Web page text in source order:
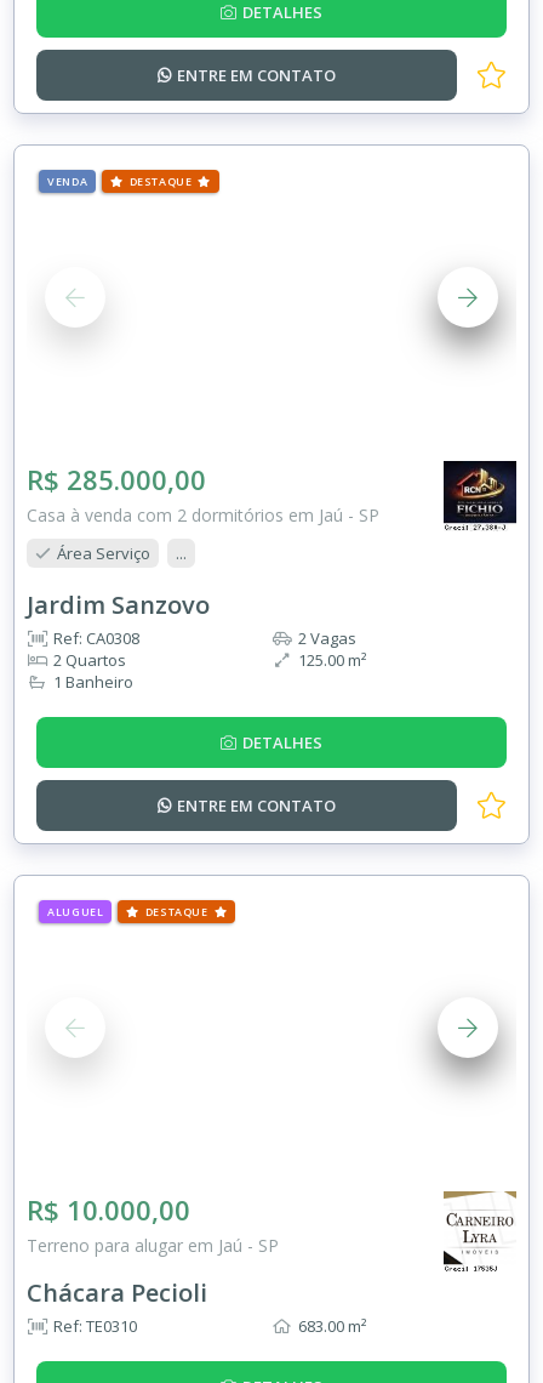
DETALHES
ENTRE EM CONTATO
VENDA DESTAQUE
R$ 285.000,00
Casa à venda com 2 dormitórios em Jaú - SP
Área Serviço ...
Jardim Sanzovo
Ref: CA0308
2 Quartos
1 Banheiro
2 Vagas
125.00 m²
DETALHES
ENTRE EM CONTATO
ALUGUEL DESTAQUE
R$ 10.000,00
Terreno para alugar em Jaú - SP
Chácara Pecioli
Ref: TE0310 683.00 m²